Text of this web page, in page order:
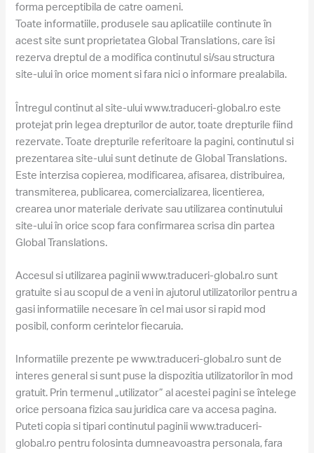
forma perceptibila de catre oameni.
Toate informatiile, produsele sau aplicatiile continute în
acest site sunt proprietatea Global Translations, care îsi
rezerva dreptul de a modifica continutul si/sau structura
site-ului în orice moment si fara nici o informare prealabila.
Întregul continut al site-ului www.traduceri-global.ro este
protejat prin legea drepturilor de autor, toate drepturile fiind
rezervate. Toate drepturile referitoare la pagini, continutul si
prezentarea site-ului sunt detinute de Global Translations.
Este interzisa copierea, modificarea, afisarea, distribuirea,
transmiterea, publicarea, comercializarea, licentierea,
crearea unor materiale derivate sau utilizarea continutului
site-ului în orice scop fara confirmarea scrisa din partea
Global Translations.
Accesul si utilizarea paginii www.traduceri-global.ro sunt
gratuite si au scopul de a veni in ajutorul utilizatorilor pentru a
gasi informatiile necesare în cel mai usor si rapid mod
posibil, conform cerintelor fiecaruia.
Informatiile prezente pe www.traduceri-global.ro sunt de
interes general si sunt puse la dispozitia utilizatorilor în mod
gratuit. Prin termenul „utilizator” al acestei pagini se întelege
orice persoana fizica sau juridica care va accesa pagina.
Puteti copia si tipari continutul paginii www.traduceri-
global.ro pentru folosinta dumneavoastra personala, fara